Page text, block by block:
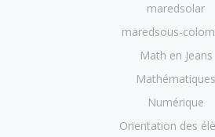
maredsolar
maredsous-
Math en Jeans
Mathématiques
Numérique
Orientation des